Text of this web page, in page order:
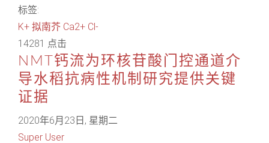
标签:
K+ 拟南芥 Ca2+ Cl-
14281 点击
NMT钙流为环核苷酸门控通道介
导水稻抗病性机制研究提供关键
证据
2020年6月23日, 星期二
Super User